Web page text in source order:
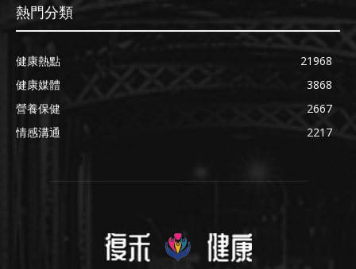
熱門分類
健康熱點
21968
健康媒體
3868
營養保健
2667
情感溝通
2217